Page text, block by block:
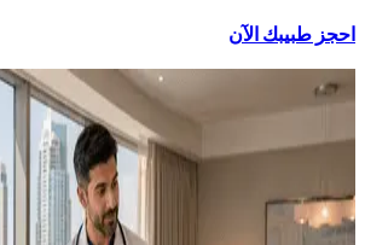
احجز طبيبك الآن